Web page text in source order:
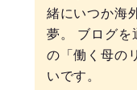
緒にいつか海
夢。 ブログを
の「働く母の
いです。